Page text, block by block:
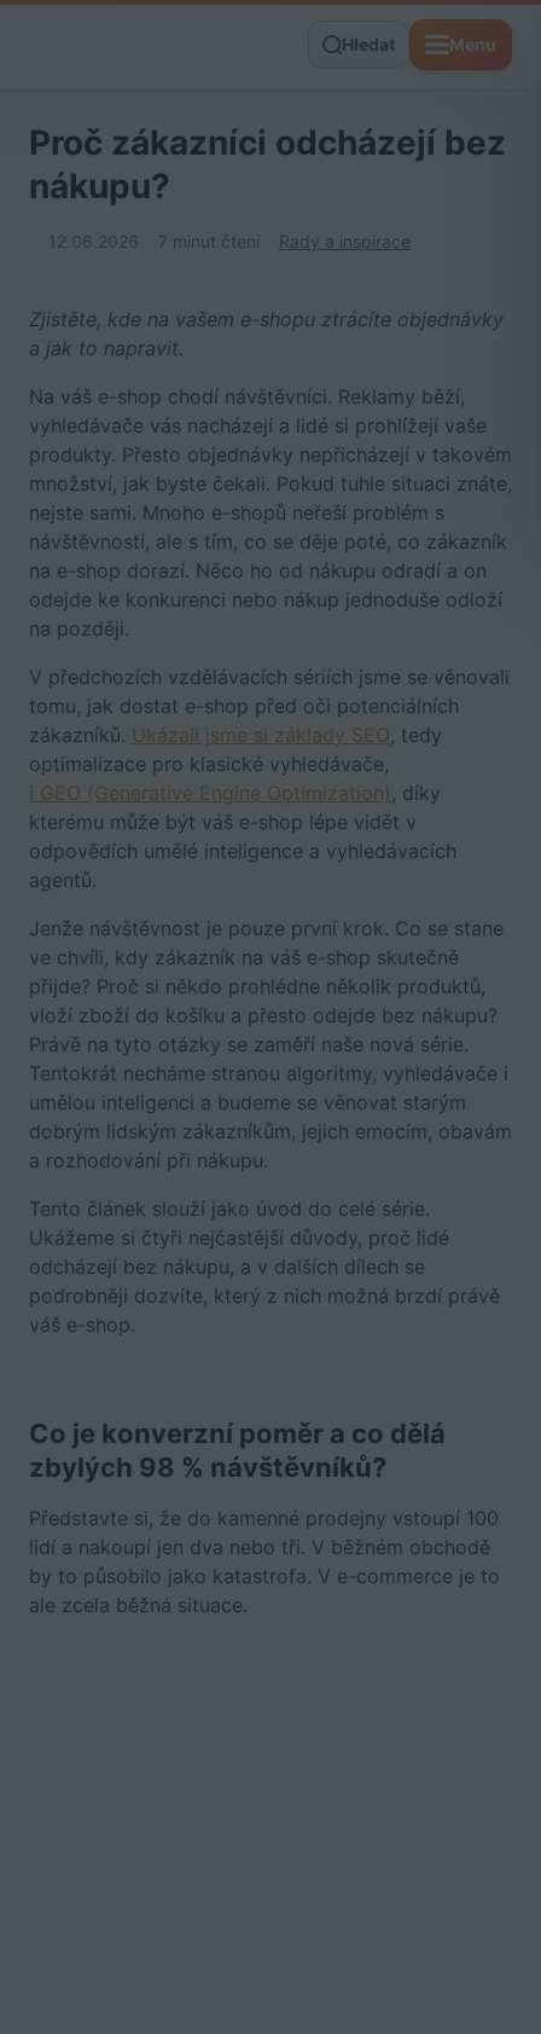
Hledat Menu
Proč zákazníci odcházejí bez
nákupu?
12.06.2026 7 minut čtení Rady a inspirace
Zjistěte, kde na vašem e-shopu ztrácíte objednávky
a jak to napravit.
Na váš e-shop chodí návštěvníci. Reklamy běží,
vyhledávače vás nacházejí a lidé si prohlížejí vaše
produkty. Přesto objednávky nepřicházejí v takovém
množství, jak byste čekali. Pokud tuhle situaci znáte,
nejste sami. Mnoho e-shopů neřeší problém s
návštěvností, ale s tím, co se děje poté, co zákazník
na e-shop dorazí. Něco ho od nákupu odradí a on
odejde ke konkurenci nebo nákup jednoduše odloží
na později.
V předchozích vzdělávacích sériích jsme se věnovali
tomu, jak dostat e-shop před oči potenciálních
zákazníků. Ukázali jsme si základy SEO, tedy
optimalizace pro klasické vyhledávače,
i GEO (Generative Engine Optimization) , díky
kterému může být váš e-shop lépe vidět v
odpovědích umělé inteligence a vyhledávacích
agentů.
Jenže návštěvnost je pouze první krok. Co se stane
ve chvíli, kdy zákazník na váš e-shop skutečně
přijde? Proč si někdo prohlédne několik produktů,
vloží zboží do košíku a přesto odejde bez nákupu?
Právě na tyto otázky se zaměří naše nová série.
Tentokrát necháme stranou algoritmy, vyhledávače i
umělou inteligenci a budeme se věnovat starým
dobrým lidským zákazníkům, jejich emocím, obavám
a rozhodování při nákupu.
Tento článek slouží jako úvod do celé série.
Ukážeme si čtyři nejčastější důvody, proč lidé
odcházejí bez nákupu, a v dalších dílech se
podrobněji dozvíte, který z nich možná brzdí právě
váš e-shop.
Co je konverzní poměr a co dělá
zbylých 98 % návštěvníků?
Představte si, že do kamenné prodejny vstoupí 100
lidí a nakoupí jen dva nebo tři. V běžném obchodě
by to působilo jako katastrofa. V e-commerce je to
ale zcela běžná situace.